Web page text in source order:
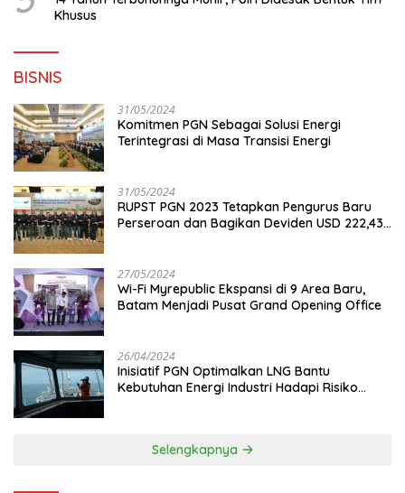
Khusus
BISNIS
31/05/2024
Komitmen PGN Sebagai Solusi Energi
Terintegrasi di Masa Transisi Energi
31/05/2024
RUPST PGN 2023 Tetapkan Pengurus Baru
Perseroan dan Bagikan Deviden USD 222,43
27/05/2024
Wi-Fi Myrepublic Ekspansi di 9 Area Baru,
Batam Menjadi Pusat Grand Opening Office
26/04/2024
Inisiatif PGN Optimalkan LNG Bantu
Kebutuhan Energi Industri Hadapi Risiko
Selengkapnya